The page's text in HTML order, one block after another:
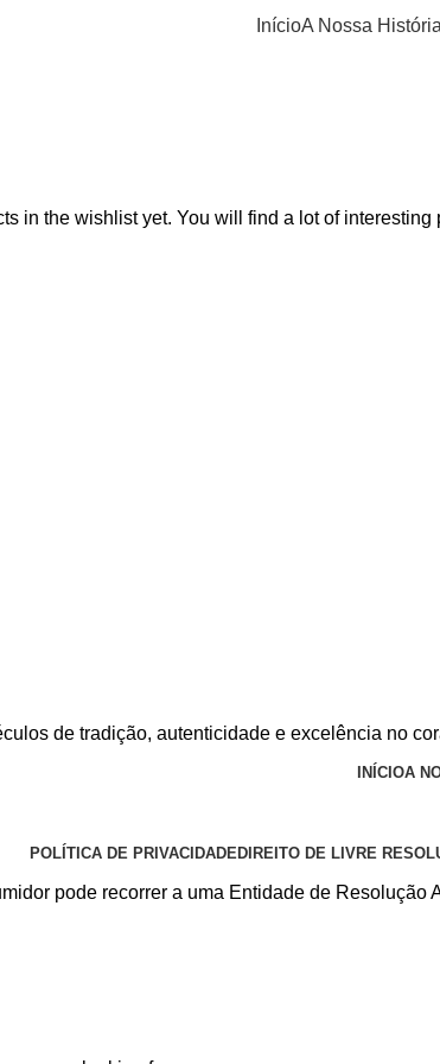
InícioA Nossa História
in the wishlist yet. You will find a lot of
de tradição, autenticidade e excelência no
INÍCIOA
POLÍTICA DE PRIVACIDADE DIREITO DE LIVRE
pode recorrer a uma Entidade de Resolução